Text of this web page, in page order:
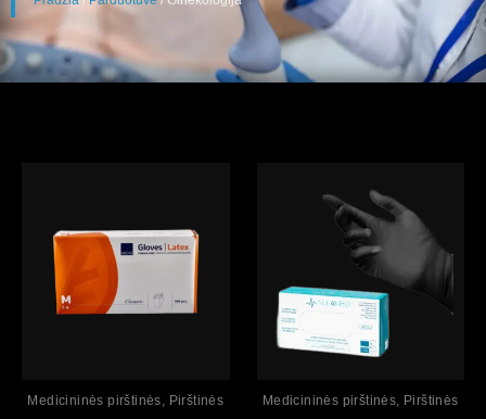
Medicininės pirštinės, Pirštinės Medicininės pirštinės, Pirštinės